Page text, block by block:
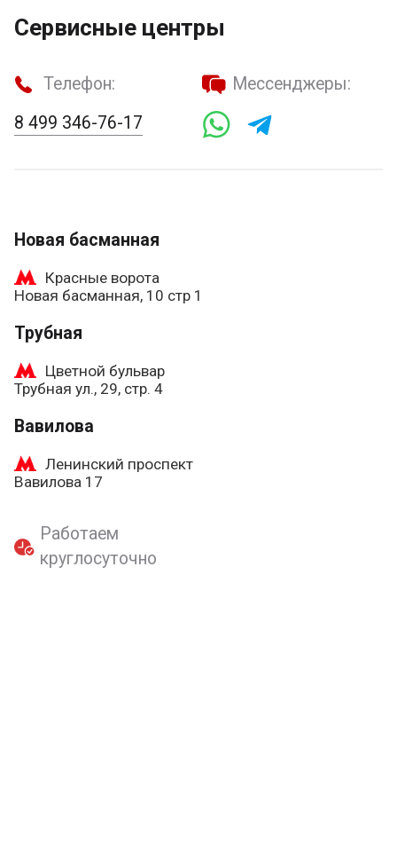
Сервисные центры
Телефон:
8 499 346-76-17
Мессенджеры:
Новая басманная
Красные ворота
Новая басманная, 10 стр 1
Трубная
Цветной бульвар
Трубная ул., 29, стр. 4
Вавилова
Ленинский проспект
Вавилова 17
Работаем
круглосуточно